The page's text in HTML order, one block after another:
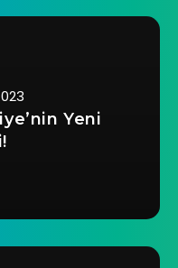
Yeni